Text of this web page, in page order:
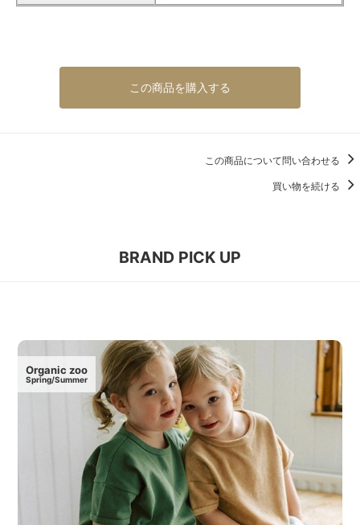
この商品を購入する
この商品について問い合わせる
買い物を続ける
BRAND PICK UP
Organic zoo
Spring/Summer